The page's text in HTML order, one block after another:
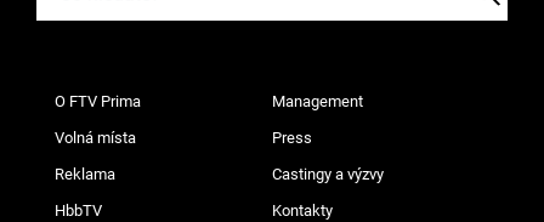
O FTV Prima Management
Volná místa Press
Reklama Castingy a výzvy
HbbTV Kontakty